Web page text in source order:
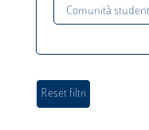
Comunità